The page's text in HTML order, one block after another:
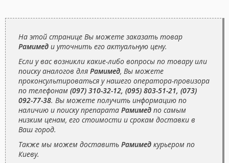
На этой странице Вы можете заказать товар
Рамимед и уточнить его актуальную цену.
Если у вас возникли какие-либо вопросы по товару или
поиску аналогов для Рамимед, Вы можете
проконсультироваться у нашего оператора-провизора
по телефонам (097) 310-32-12, (095) 803-51-21, (073)
092-77-38. Вы можете получить информацию по
наличию и поиску препарата Рамимед по самым
низким ценам, его стоимости и срокам доставки в
Ваш город.
Также мы можем доставить Рамимед курьером по
Киеву.